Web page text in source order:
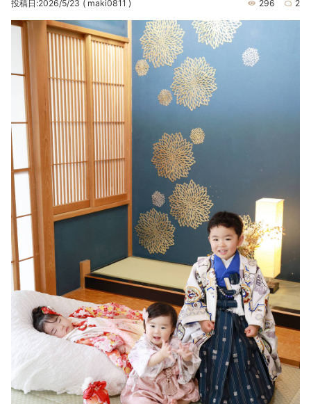
投稿日:2026/5/23 ( maki0811 ) 296 2